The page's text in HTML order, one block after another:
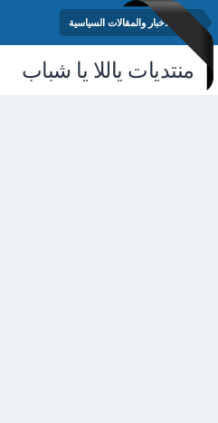
منتدى الأخبار والمقالات السياسية
منتديات ياللا يا شباب